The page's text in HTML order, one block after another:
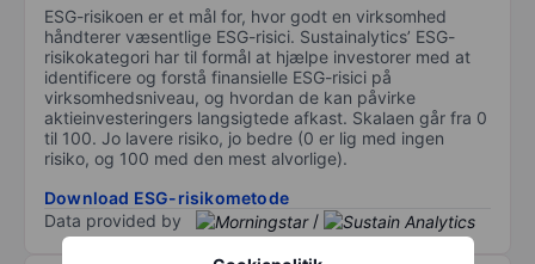
ESG-risikoen er et mål for, hvor godt en virksomhed
håndterer væsentlige ESG-risici. Sustainalytics’ ESG-
risikokategori har til formål at hjælpe investorer med at
identificere og forstå finansielle ESG-risici på
virksomhedsniveau, og hvordan de kan påvirke
aktieinvesteringers langsigtede afkast. Skalaen går fra 0
til 100. Jo lavere risiko, jo bedre (0 er lig med ingen
risiko, og 100 med den mest alvorlige).
Download ESG-risikometode
Data provided by
/